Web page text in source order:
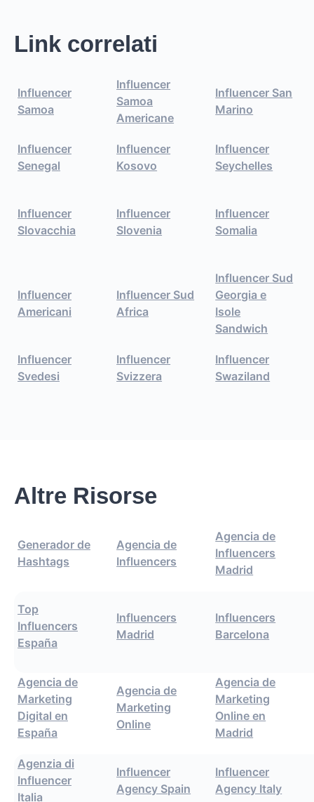
Link correlati
Influencer
Samoa
Influencer
Samoa
Americane
Influencer San
Marino
Influencer
Senegal
Influencer
Kosovo
Influencer
Seychelles
Influencer
Slovacchia
Influencer
Slovenia
Influencer
Somalia
Influencer
Americani
Influencer Sud
Africa
Influencer Sud
Georgia e
Isole
Sandwich
Influencer
Svedesi
Influencer
Svizzera
Influencer
Swaziland
Altre Risorse
Generador de
Hashtags
Agencia de
Influencers
Agencia de
Influencers
Madrid
Top
Influencers
España
Influencers
Madrid
Influencers
Barcelona
Agencia de
Marketing
Digital en
España
Agencia de
Marketing
Online
Agencia de
Marketing
Online en
Madrid
Agenzia di
Influencer
Italia
Influencer
Agency Spain
Influencer
Agency Italy